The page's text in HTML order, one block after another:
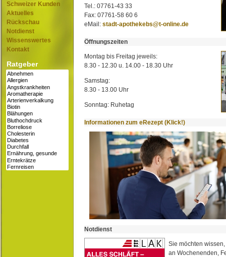
Schweizer Kunden
Aktuelles
Rückschau
Notdienst
Wissenswertes
Kontakt
Ratgeber
Tel.: 07761-43 33
Fax: 07761-58 60 6
eMail: stadt-apothekebs@t-online.de
Öffnungszeiten
Montag bis Freitag jeweils:
8.30 - 12.30 u. 14.00 - 18.30 Uhr
Samstag:
8.30 - 13.00 Uhr
Sonntag: Ruhetag
Informationen zum eRezept (Klick!)
Notdienst
Sie möchten
an Wochenenden,